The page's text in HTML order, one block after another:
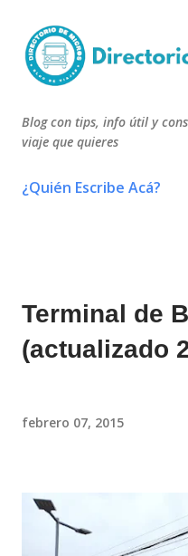
Blog con tips, info útil y
viaje que quieres
¿Quién Escribe Acá?
Terminal de
(actualizado
febrero 07, 2015